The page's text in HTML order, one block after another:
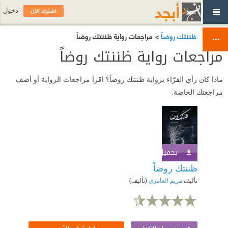
ظننتك روضاً> مراجعات رواية ظننتك روضاً
مراجعات رواية ظننتك روضاً
ماذا كان رأي القرّاء برواية ظننتك روضاً؟ اقرأ مراجعات الرواية أو أضف
مراجعتك الخاصة.
تحميل الكتاب
ظننتك روضاً
تأليفمريم العامري (تأليف)
اشترك الآن دخول